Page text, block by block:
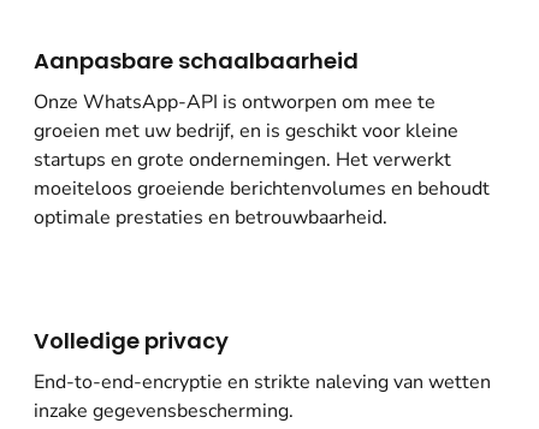
Aanpasbare schaalbaarheid
Onze WhatsApp-API is ontworpen om mee te
groeien met uw bedrijf, en is geschikt voor kleine
startups en grote ondernemingen. Het verwerkt
moeiteloos groeiende berichtenvolumes en behoudt
optimale prestaties en betrouwbaarheid.
Volledige privacy
End-to-end-encryptie en strikte naleving van wetten
inzake gegevensbescherming.